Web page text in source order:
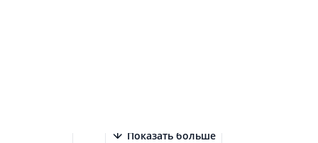
Показать больше